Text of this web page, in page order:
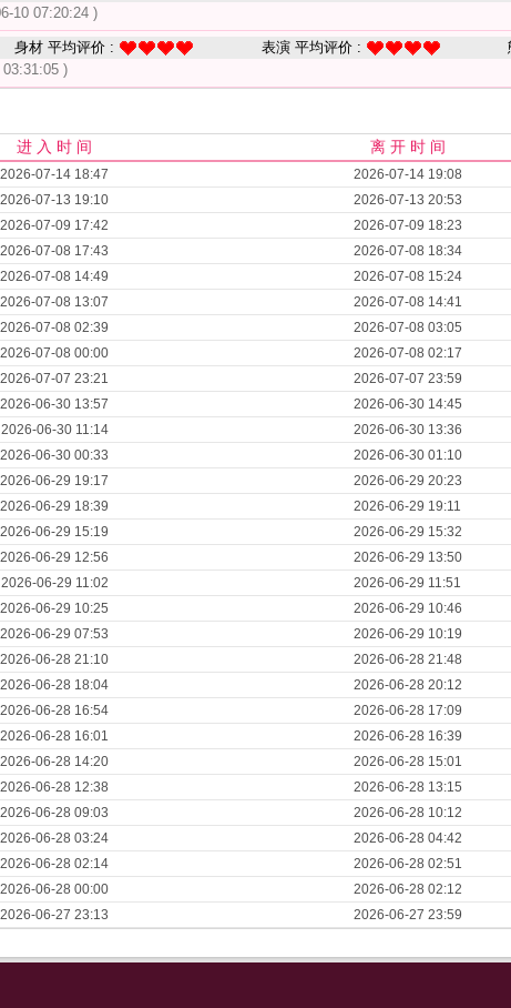
10 07:20:24 )
身材 平均评价 : 表演 平均评价 :
03:31:05 )
进 入 时 间 离 开 时 间
2026-07-14 18:47 2026-07-14 19:08
2026-07-13 19:10 2026-07-13 20:53
2026-07-09 17:42 2026-07-09 18:23
2026-07-08 17:43 2026-07-08 18:34
2026-07-08 14:49 2026-07-08 15:24
2026-07-08 13:07 2026-07-08 14:41
2026-07-08 02:39 2026-07-08 03:05
2026-07-08 00:00 2026-07-08 02:17
2026-07-07 23:21 2026-07-07 23:59
2026-06-30 13:57 2026-06-30 14:45
2026-06-30 11:14 2026-06-30 13:36
2026-06-30 00:33 2026-06-30 01:10
2026-06-29 19:17 2026-06-29 20:23
2026-06-29 18:39 2026-06-29 19:11
2026-06-29 15:19 2026-06-29 15:32
2026-06-29 12:56 2026-06-29 13:50
2026-06-29 11:02 2026-06-29 11:51
2026-06-29 10:25 2026-06-29 10:46
2026-06-29 07:53 2026-06-29 10:19
2026-06-28 21:10 2026-06-28 21:48
2026-06-28 18:04 2026-06-28 20:12
2026-06-28 16:54 2026-06-28 17:09
2026-06-28 16:01 2026-06-28 16:39
2026-06-28 14:20 2026-06-28 15:01
2026-06-28 12:38 2026-06-28 13:15
2026-06-28 09:03 2026-06-28 10:12
2026-06-28 03:24 2026-06-28 04:42
2026-06-28 02:14 2026-06-28 02:51
2026-06-28 00:00 2026-06-28 02:12
2026-06-27 23:13 2026-06-27 23:59